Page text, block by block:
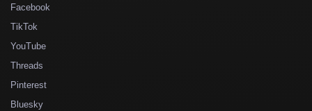
Facebook
TikTok
YouTube
Threads
Pinterest
Bluesky